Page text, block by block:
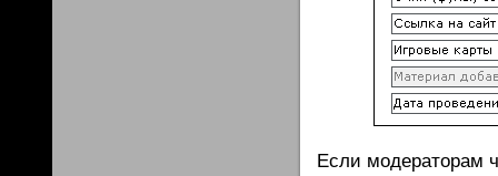
Если модераторам